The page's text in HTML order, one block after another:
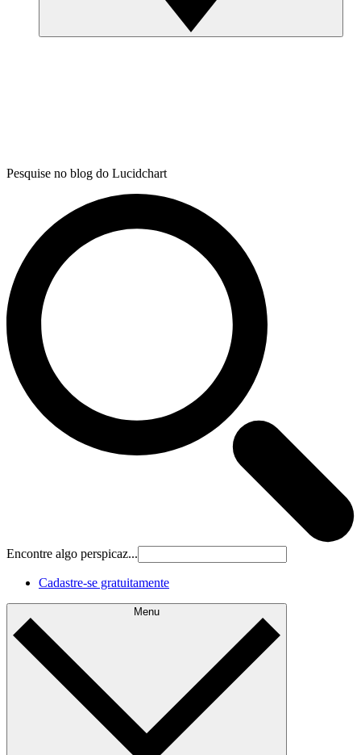
Pesquise no blog do Lucidchart
Encontre algo perspicaz...
Cadastre‐se gratuitamente
Menu